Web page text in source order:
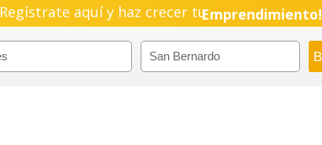
Regístrate aquí y haz crecer tuEmprendimiento!